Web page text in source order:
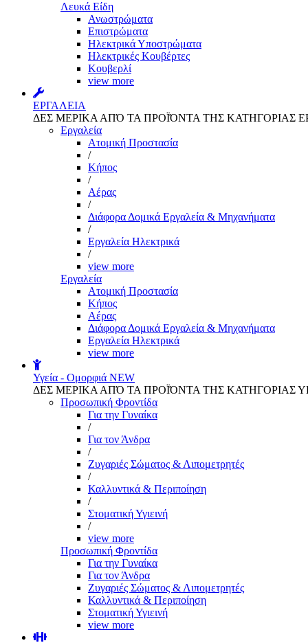
Λευκά Είδη
Ανωστρώματα
Επιστρώματα
Ηλεκτρικά Υποστρώματα
Ηλεκτρικές Κουβέρτες
Κουβερλί
view more
ΕΡΓΑΛΕΙΑ
ΔΕΣ ΜΕΡΙΚΑ ΑΠΌ ΤΑ ΠΡΟΪΌΝΤΑ ΤΗΣ ΚΑΤΗΓΟΡΙΑΣ
Εργαλεία
Aτομική Προστασία
/
Kήπος
/
Αέρας
/
Διάφορα Δομικά Εργαλεία & Μηχανήματα
/
Εργαλεία Ηλεκτρικά
/
view more
Εργαλεία
Aτομική Προστασία
Kήπος
Αέρας
Διάφορα Δομικά Εργαλεία & Μηχανήματα
Εργαλεία Ηλεκτρικά
view more
Υγεία - Ομορφιά NEW
ΔΕΣ ΜΕΡΙΚΑ ΑΠΌ ΤΑ ΠΡΟΪΌΝΤΑ ΤΗΣ ΚΑΤΗΓΟΡΙΑΣ
Προσωπική Φροντίδα
Για την Γυναίκα
/
Για τον Άνδρα
/
Ζυγαριές Σώματος & Λιπομετρητές
/
Καλλυντικά & Περιποίηση
/
Στοματική Υγιεινή
/
view more
Προσωπική Φροντίδα
Για την Γυναίκα
Για τον Άνδρα
Ζυγαριές Σώματος & Λιπομετρητές
Καλλυντικά & Περιποίηση
Στοματική Υγιεινή
view more